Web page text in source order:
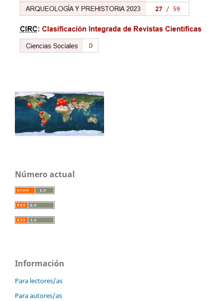
Número actual
Información
Para lectores/as
Para autores/as